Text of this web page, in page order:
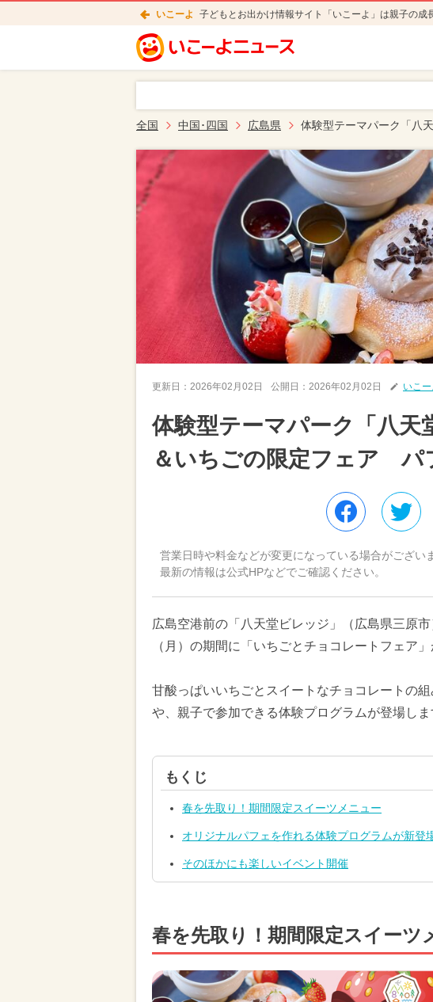
いこーよ 子どもとお出かけ情報サイト「いこーよ」は親子の成
全国 中国･四国 広島県 体験型テーマパーク「八
更新日： 2026年02月02日 公開日： 2026年02月02日 いこ
体験型テーマパーク「八天
＆いちごの限定フェア パ
営業日時や料金などが変更になっている場合がござい
最新の情報は公式HPなどでご確認ください。
広島空港前の「八天堂ビレッジ」（広島県三原
（月）の期間に「いちごとチョコレートフェア」
甘酸っぱいいちごとスイートなチョコレートの
や、親子で参加できる体験プログラムが登場しま
もくじ
春を先取り！期間限定スイーツメニュー
オリジナルパフェを作れる体験プログラムが新登
そのほかにも楽しいイベント開催
春を先取り！期間限定スイーツ